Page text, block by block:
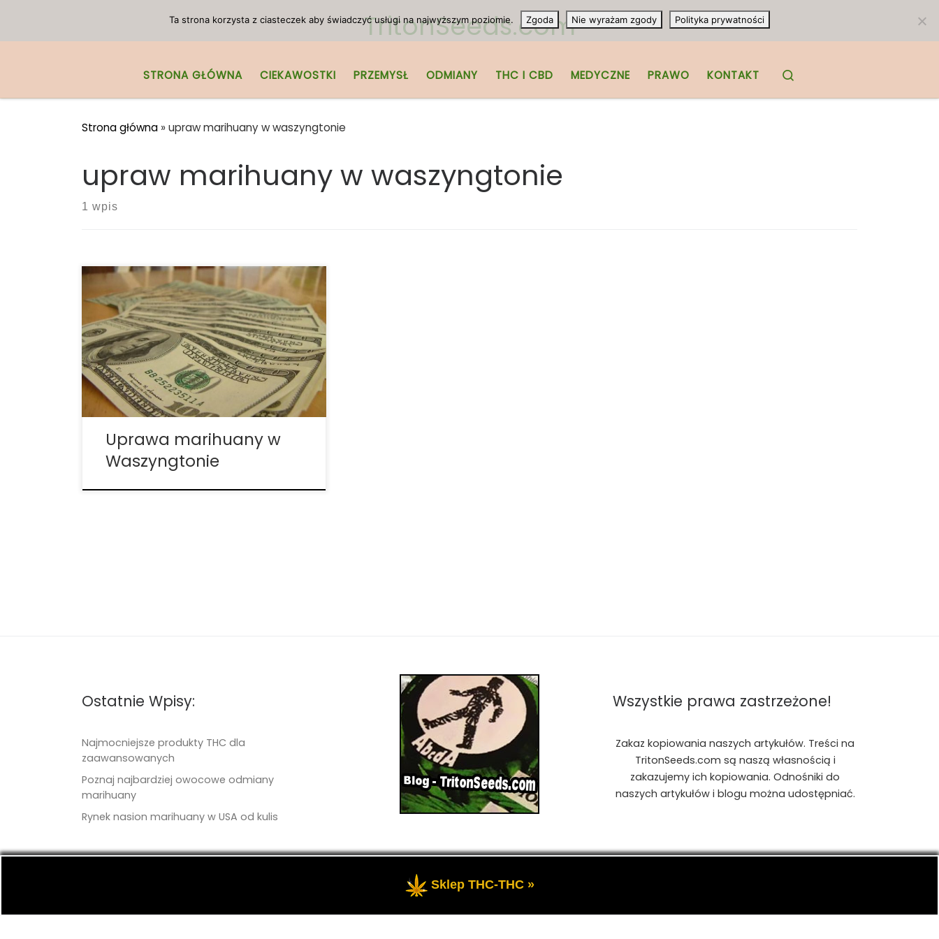
TritonSeeds.com
STRONA GŁÓWNA CIEKAWOSTKI PRZEMYSŁ ODMIANY THC I CBD MEDYCZNE PRAWO KONTAKT
Strona główna » upraw marihuany w waszyngtonie
upraw marihuany w waszyngtonie
1 wpis
Ile marihuany uprawia się w
Waszyngtonie? Ponad 150.000 funtów
użytkowej marihuany wyprodukowano w
roku podatkowym 2017 w ramach
Washington’s Legal System. Market
legalnej marihuany w Waszyngtonie
rośnie, co prowadzi do powstawania
dużej ilości cannabis. Według Washington
Uprawa marihuany w
Waszyngtonie
Ostatnie Wpisy:
Najmocniejsze produkty THC dla
zaawansowanych
Poznaj najbardziej owocowe odmiany
marihuany
Rynek nasion marihuany w USA od kulis
Wszystkie prawa zastrzeżone!
Zakaz kopiowania naszych artykułów. Treści na
TritonSeeds.com są naszą własnością i
zakazujemy ich kopiowania. Odnośniki do
naszych artykułów i blogu można udostępniać.
- Przedstawia portal-blog o Marihuanie, cannabis, konopiach indyjskich, CBD, RSO, THC.
Ta strona korzysta z ciasteczek aby świadczyć usługi na najwyższym poziomie. Zgoda Nie wyrażam zgody Polityka prywatności
Sklep THC-THC »